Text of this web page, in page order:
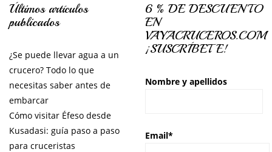
Últimos artículos
publicados
¿Se puede llevar agua a un
crucero? Todo lo que
necesitas saber antes de
embarcar
Cómo visitar Éfeso desde
Kusadasi: guía paso a paso
para cruceristas
6 % DE DESCUENTO
EN
VAYACRUCEROS.COM
¡SUSCRÍBETE!
Nombre y apellidos
Email*